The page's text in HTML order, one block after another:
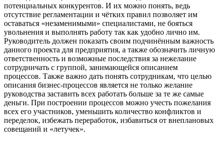
потенциальных конкурентов. И их можно понять, ведь
отсутствие регламентации и чётких правил позволяет им
оставаться «незаменимыми» специалистами, не бояться
увольнения и выполнять работу так как удобно лично им.
Руководитель должен показать своим подчинённым важность
данного проекта для предприятия, а также обозначить личную
ответственность и возможные последствия за нежелание
сотрудничать с группой, занимающейся описанием
процессов. Также важно дать понять сотрудникам, что целью
описания бизнес-процессов является не только желание
руководства заставить всех работать больше за те же самые
деньги. При построении процессов можно учесть пожелания
всех его участников, уменьшить количество конфликтов и
переделок, избежать переработок, избавиться от внеплановых
совещаний и «летучек».